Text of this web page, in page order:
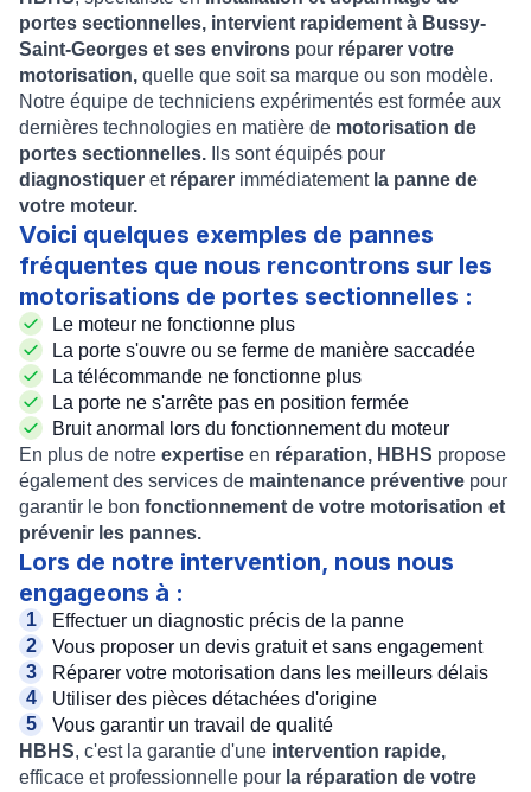
portes sectionnelles, intervient rapidement à Bussy-
Saint-Georges et ses environs pour réparer votre
motorisation, quelle que soit sa marque ou son modèle.
Notre équipe de techniciens expérimentés est formée aux
dernières technologies en matière de motorisation de
portes sectionnelles. Ils sont équipés pour
diagnostiquer et réparer immédiatement la panne de
votre moteur.
Voici quelques exemples de pannes
fréquentes que nous rencontrons sur les
motorisations de portes sectionnelles :
Le moteur ne fonctionne plus
La porte s'ouvre ou se ferme de manière saccadée
La télécommande ne fonctionne plus
La porte ne s'arrête pas en position fermée
Bruit anormal lors du fonctionnement du moteur
En plus de notre expertise en réparation, HBHS propose
également des services de maintenance préventive pour
garantir le bon fonctionnement de votre motorisation et
prévenir les pannes.
Lors de notre intervention, nous nous
engageons à :
Effectuer un diagnostic précis de la panne
Vous proposer un devis gratuit et sans engagement
Réparer votre motorisation dans les meilleurs délais
Utiliser des pièces détachées d'origine
Vous garantir un travail de qualité
HBHS, c'est la garantie d'une intervention rapide,
efficace et professionnelle pour la réparation de votre